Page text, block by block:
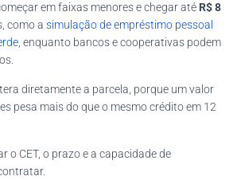
em faixas menores e chegar até R$ 8
como a simulação de empréstimo pessoal
, enquanto bancos e cooperativas podem
diretamente a parcela, porque um valor
pesa mais do que o mesmo crédito em 12
o CET, o prazo e a capacidade de